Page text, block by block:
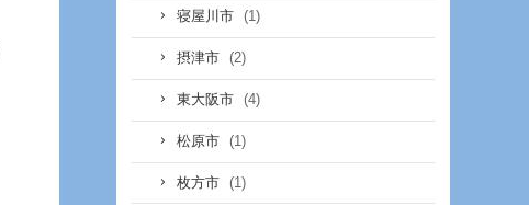
寝屋川市 (1)
摂津市 (2)
東大阪市 (4)
松原市 (1)
枚方市 (1)